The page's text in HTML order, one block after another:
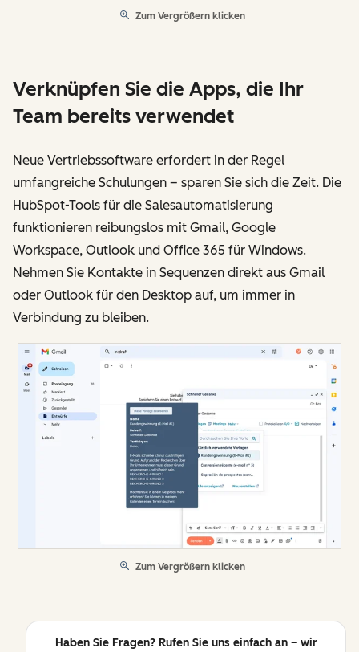
Zum Vergrößern klicken
Verknüpfen Sie die Apps, die Ihr
Team bereits verwendet
Neue Vertriebssoftware erfordert in der Regel
umfangreiche Schulungen – sparen Sie sich die Zeit. Die
HubSpot-Tools für die Salesautomatisierung
funktionieren reibungslos mit Gmail, Google
Workspace, Outlook und Office 365 für Windows.
Nehmen Sie Kontakte in Sequenzen direkt aus Gmail
oder Outlook für den Desktop auf, um immer in
Verbindung zu bleiben.
Zum Vergrößern klicken
Haben Sie Fragen? Rufen Sie uns einfach an – wir